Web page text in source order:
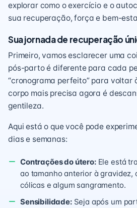
explorar como o exercício e o
sua recuperação, força e bem-
Sua jornada de recuperação
Primeiro, vamos esclarecer uma
pós-parto é diferente para cada
“cronograma perfeito” para voltar
corpo mais precisa agora é
gentileza.
Aqui está o que você pode
dias e semanas:
Contrações do útero:Ele está
ao tamanho anterior à gravidez,
cólicas e algum sangramento.
Sensibilidade:Seja após um